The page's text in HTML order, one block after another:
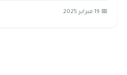
📅 19 فبراير 2025